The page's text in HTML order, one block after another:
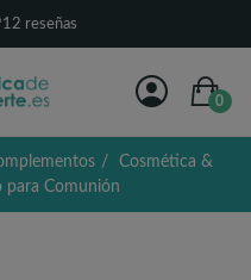
reseñas
0
Cosmética &
para Comunión